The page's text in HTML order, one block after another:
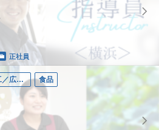
正社員
食品加工／広中食品 食品